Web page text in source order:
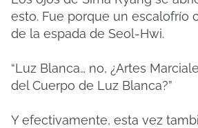
esto. Fue porque un escalofrío
de la espada de Seol-Hwi.
“Luz Blanca… no, ¿Artes
del Cuerpo de Luz Blanca?”
Y efectivamente, esta vez